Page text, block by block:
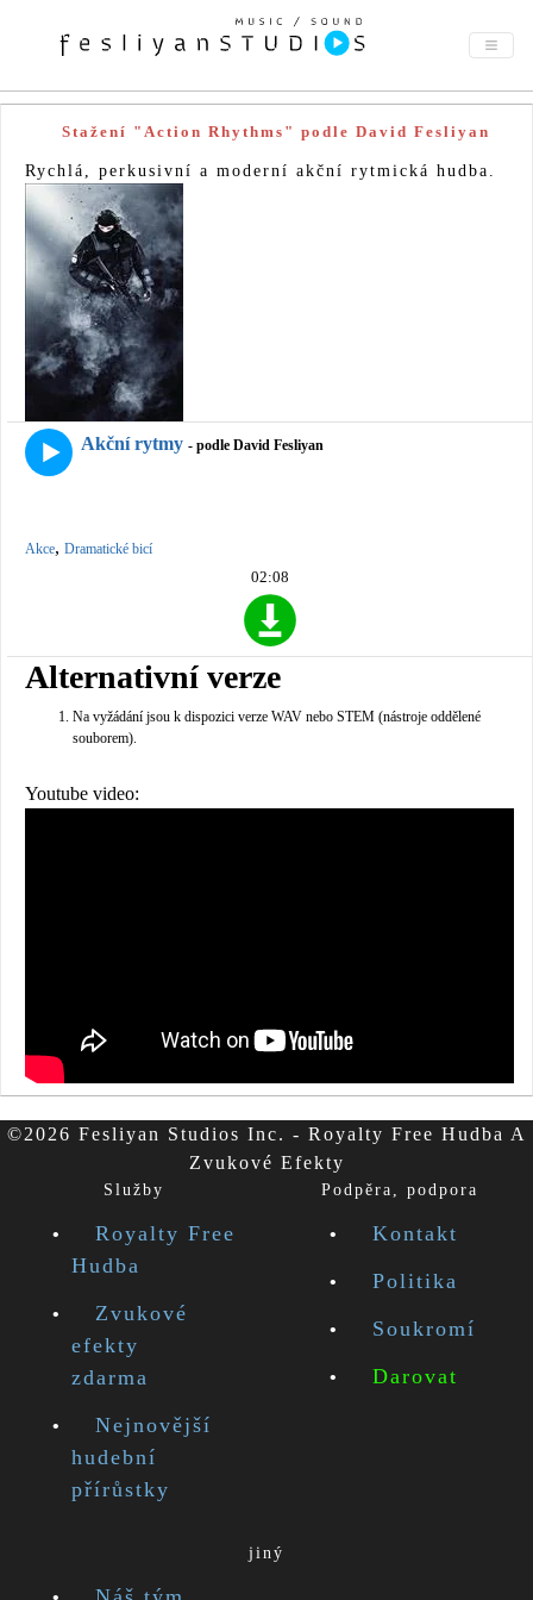
Stažení "Action Rhythms" podle David Fesliyan
Rychlá, perkusivní a moderní akční rytmická hudba.
Akční rytmy - podle David Fesliyan
Akce, Dramatické bicí
02:08
Alternativní verze
Na vyžádání jsou k dispozici verze WAV nebo STEM (nástroje oddělené
souborem).
Youtube video:
©2026 Fesliyan Studios Inc. - Royalty Free Hudba A
Zvukové Efekty
Služby
Royalty Free
Hudba
Zvukové
efekty
zdarma
Nejnovější
hudební
přírůstky
Podpěra, podpora
Kontakt
Politika
Soukromí
Darovat
jiný